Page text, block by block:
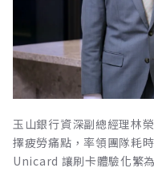
玉山銀行資深副總經理林
擇疲勞痛點，率領團隊耗
Unicard 讓刷卡體驗化繁